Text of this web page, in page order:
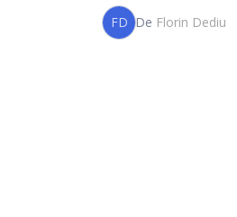
FD De Florin Dediu